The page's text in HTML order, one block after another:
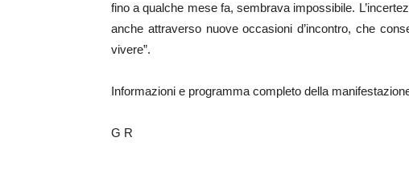
fino a qualche mese fa, sembrava impossibile.
anche attraverso nuove occasioni d’incontro, che
vivere”.
Informazioni e programma completo della
G R